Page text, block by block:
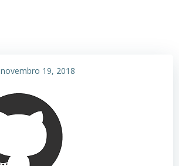
novembro 19, 2018